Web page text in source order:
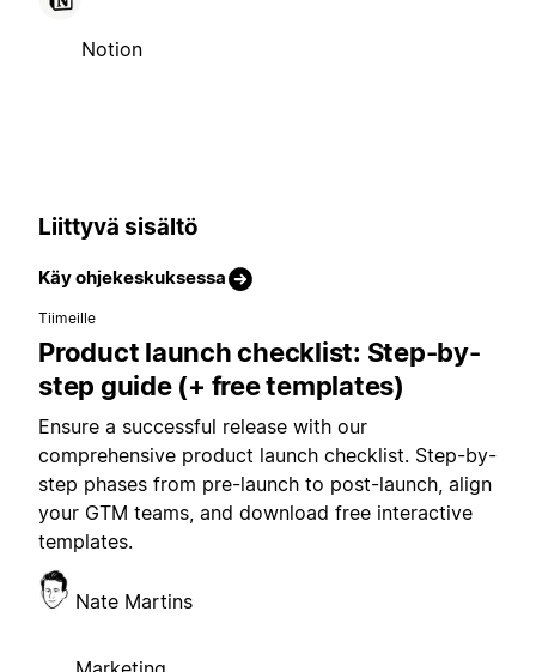
Notion
Liittyvä sisältö
Käy ohjekeskuksessa
Tiimeille
Product launch checklist: Step-by-
step guide (+ free templates)
Ensure a successful release with our
comprehensive product launch checklist. Step-by-
step phases from pre-launch to post-launch, align
your GTM teams, and download free interactive
templates.
Nate Martins